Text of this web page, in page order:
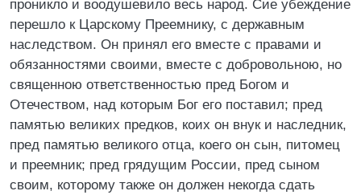
проникло и воодушевило весь народ. Сие убеждение
перешло к Царскому Преемнику, с державным
наследством. Он принял его вместе с правами и
обязанностями своими, вместе с добровольною, но
священною ответственностью пред Богом и
Отечеством, над которым Бог его поставил; пред
памятью великих предков, коих он внук и наследник,
пред памятью великого отца, коего он сын, питомец
и преемник; пред грядущим России, пред сыном
своим, которому также он должен некогда сдать